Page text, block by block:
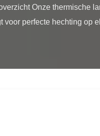
Onze thermische
voor perfecte hechting op